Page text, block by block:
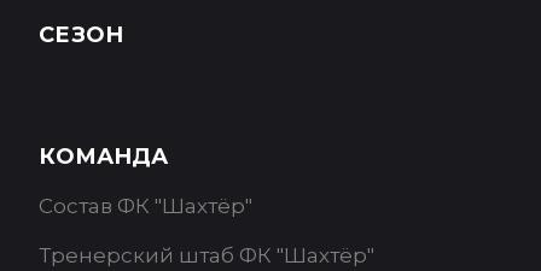
СЕЗОН
КОМАНДА
Состав ФК "Шахтёр"
Тренерский штаб ФК "Шахтёр"